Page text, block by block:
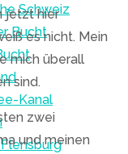
Schweiz
Bucht
Kanal
jetzt hier
es nicht. Mein
mich überall
sind.
zwei
und meinen